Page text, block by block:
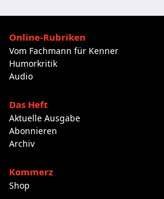
Online-Rubriken
Vom Fachmann für Kenner
Humorkritik
Audio
Das Heft
Aktuelle Ausgabe
Abonnieren
Archiv
Kommerz
Shop